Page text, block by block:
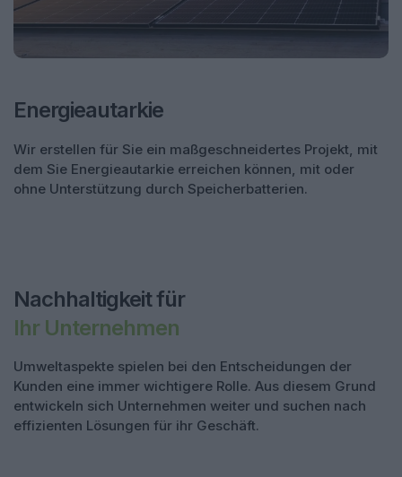
Energieautarkie
Wir erstellen für Sie ein maßgeschneidertes Projekt, mit
dem Sie Energieautarkie erreichen können, mit oder
ohne Unterstützung durch Speicherbatterien.
Nachhaltigkeit für
Ihr Unternehmen
Umweltaspekte spielen bei den Entscheidungen der
Kunden eine immer wichtigere Rolle. Aus diesem Grund
entwickeln sich Unternehmen weiter und suchen nach
effizienten Lösungen für ihr Geschäft.